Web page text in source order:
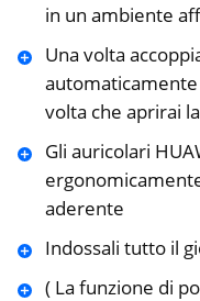
in un ambiente
Una volta
volta che aprirai
Gli auricolari
aderente
Indossali tutto il
( La funzione di